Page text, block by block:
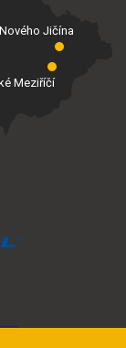
Meziříčí
Jičína